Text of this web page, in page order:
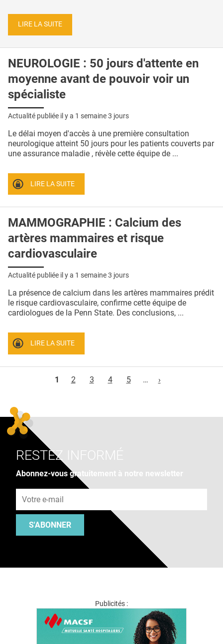
LIRE LA SUITE
NEUROLOGIE : 50 jours d'attente en
moyenne avant de pouvoir voir un
spécialiste
Actualité publiée il y a 1 semaine 3 jours
Le délai moyen d'accès à une première consultation
neurologique atteint 50 jours pour les patients couverts par
une assurance maladie , révèle cette équipe de ...
LIRE LA SUITE
MAMMOGRAPHIE : Calcium des
artères mammaires et risque
cardiovasculaire
Actualité publiée il y a 1 semaine 3 jours
La présence de calcium dans les artères mammaires prédit
le risque cardiovasculaire, confirme cette équipe de
cardiologues de la Penn State. Des conclusions, ...
LIRE LA SUITE
1
2 3 4 5 … ›
RESTEZ INFORMÉ
Abonnez-vous gratuitement à notre newsletter
S'ABONNER
Publicités :